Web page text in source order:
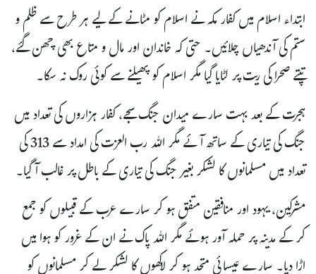
ابتداء اسلام میں کفار مکہ نے اسلام کو مٹانے کے لیے ہر طرح سے ظلم و
ستم کی آندھیاں چلائیں۔ حتی کہ خاندان اور مال و متاع بھی چھن گئے،
تپتے صحرا کی ریت پر لٹایا گیا مگر اسلام کو پھیلنے سے کوئی روک نہ سکا۔
ہجرت کے بعد بہت سارے میدان جنگ سجے، کفار ہزاروں کی تعداد میں
جنگ کی تیاری کے ساتھ آئے مگر اللہ رب العزت کی امداد سے 313 کی
تعداد میں مسلمانوں کا لشکر بغیر جنگ کی تیاری کے باطل پر غالب آگیا۔
مشرکین، یہود اور منافقین متفق ہو کر سارے عرب کے قبیلوں کو جمع
کر کے مدینہ پر حملہ آور ہوئے مگر اللہ پاک نے ان کے غرور کو ہوا میں